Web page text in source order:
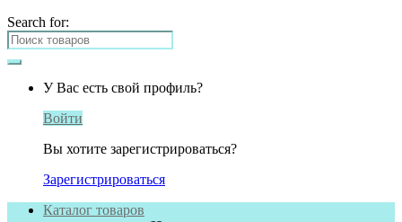
Search for:
У Вас есть свой профиль?
Войти
Вы хотите зарегистрироваться?
Зарегистрироваться
Каталог товаров